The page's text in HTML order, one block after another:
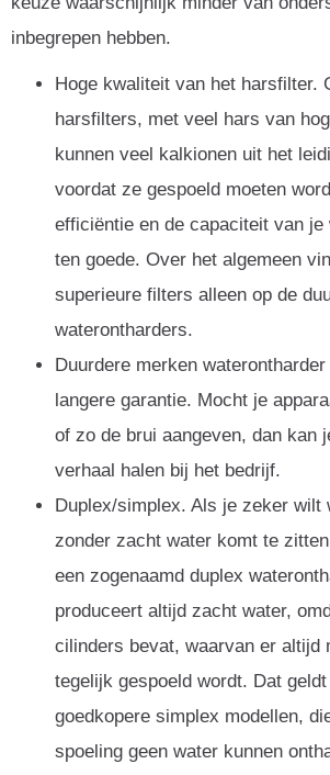
inbegrepen hebben.
Hoge kwaliteit van het harsfilter.
harsfilters, met veel hars van
kunnen veel kalkionen uit het
voordat ze gespoeld moeten
efficiëntie en de capaciteit van je
ten goede. Over het algemeen
superieure filters alleen op de
waterontharders.
Duurdere merken
langere garantie. Mocht je
of zo de brui aangeven, dan kan
verhaal halen bij het bedrijf.
Duplex/simplex. Als je zeker wilt
zonder zacht water komt te
een zogenaamd duplex
produceert altijd zacht water,
cilinders bevat, waarvan er altijd
tegelijk gespoeld wordt. Dat
goedkopere simplex modellen,
spoeling geen water kunnen